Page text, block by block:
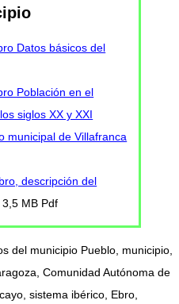
Datos básicos del
Población en el
siglos XX y XXI
municipal de Villafranca
descripción del
3,5 MB Pdf
del municipio Pueblo, municipio,
Comunidad Autónoma de
sistema ibérico, Ebro,